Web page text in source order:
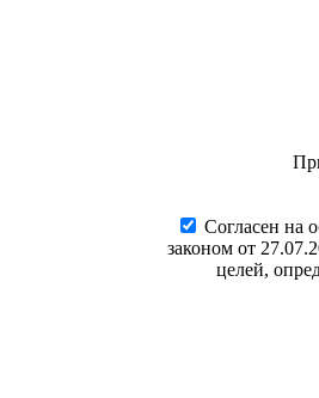
Cогласен на
законом от
целей,